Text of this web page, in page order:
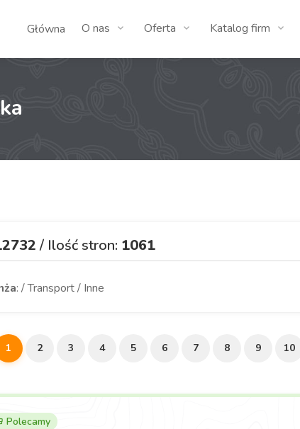
Główna O nas Oferta Katalog firm
/ Ilość stron: 1061
: / Transport / Inne
1 2 3 4 5 6 7 8 9 10
Polecamy